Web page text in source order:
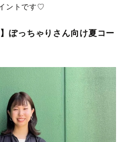
ントです♡
ぽっちゃりさん向け夏コー